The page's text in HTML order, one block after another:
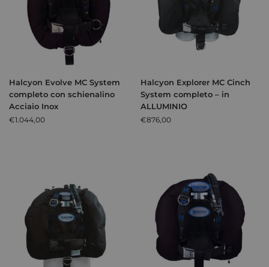
Halcyon Evolve MC System
completo con schienalino
Acciaio Inox
€1.044,00
Halcyon Explorer MC Cinch
System completo – in
ALLUMINIO
€876,00